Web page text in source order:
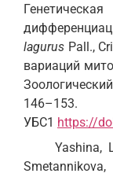
lagurus Pall.,
вариаций
146–153.
УБС1 https://
Yashina,